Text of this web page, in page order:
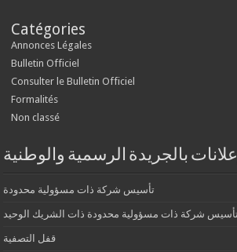
Catégories
Annonces Légales
Bulletin Officiel
Consulter le Bulletin Officiel
Formalités
Non classé
بالجريدة الرسمية والوطنية
تأسيس شركة ذات مسؤولية محدودة
شركة ذات مسؤولية محدودة ذات الشريك الوحيد
قفل التصفية